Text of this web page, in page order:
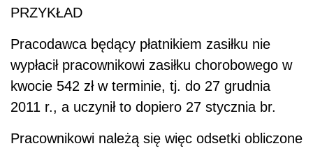
PRZYKŁAD
Pracodawca będący płatnikiem zasiłku nie
wypłacił pracownikowi zasiłku chorobowego w
kwocie 542 zł w terminie, tj. do 27 grudnia
2011 r., a uczynił to dopiero 27 stycznia br.
Pracownikowi należą się więc odsetki obliczone